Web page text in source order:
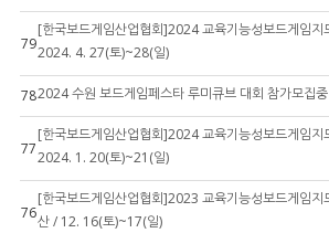
79
[한국보드게임산업협회]2024 교육기능성보드게임지
2024. 4. 27(토)~28(일)
782024 수원 보드게임페스타 루미큐브 대회 참가모집
77
[한국보드게임산업협회]2024 교육기능성보드게임지
2024. 1. 20(토)~21(일)
76
[한국보드게임산업협회]2023 교육기능성보드게임
산 / 12. 16(토)~17(일)